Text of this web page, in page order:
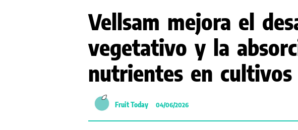
Vellsam mejora el
vegetativo y la
nutrientes en cultivos
Fruit Today 04/06/2026